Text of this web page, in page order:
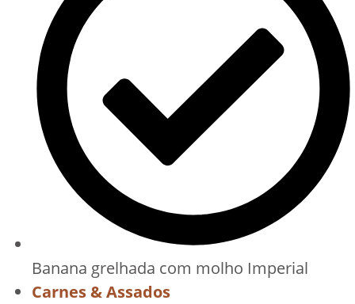
Banana grelhada com molho Imperial
Carnes & Assados